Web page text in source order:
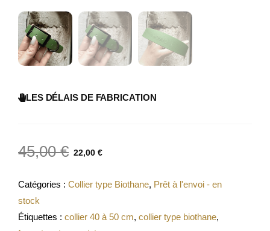
LES DÉLAIS DE FABRICATION
45,00€ 22,00 €
Catégories : Collier type Biothane, Prêt à l'envoi - en
stock
Étiquettes : collier 40 à 50 cm, collier type biothane,